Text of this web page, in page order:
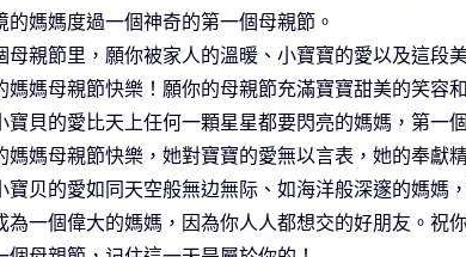
的媽媽度過一個神奇的第一個母親節。
母親節里，願你被家人的溫暖、小寶寶的愛以及這段
媽媽母親節快樂！願你的母親節充滿寶寶甜美的笑容
寶貝的愛比天上任何一顆星星都要閃亮的媽媽，第一
媽媽母親節快樂，她對寶寶的愛無以言表，她的奉獻
寶贝的愛如同天空般無边無际、如海洋般深邃的媽媽
為一個偉大的媽媽，因為你人人都想交的好朋友。祝